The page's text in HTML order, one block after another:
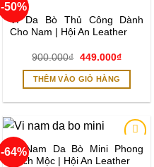
-50%
wishlist
Ví Da Bò Thủ Công Dành
Cho Nam | Hội An Leather
900.000₫ Giá
là:
900.000₫.
449.000₫Giá
THÊM VÀO GIỎ HÀNG
-64%
Add to
wishlist
Ví Nam Da Bò Mini Phong
Cách Mộc | Hội An Leather